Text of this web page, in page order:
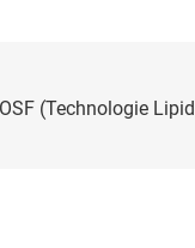
(Technologie